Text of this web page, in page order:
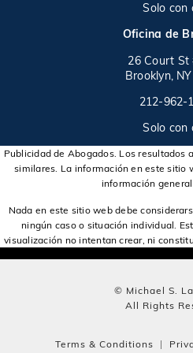
Acuerdo en juicio
$12,157,000 Acuerdo en un
$12,000,000 Acuerdo en un
$11,750,000 Otorgado a una
Veredicto
Solo con
Oficina de
26 Court St
Brooklyn,
Call on
212-962-
Solo con
Publicidad de Abogados. Los resultados
similares. La información en este sitio
información
Nada en este sitio web debe
ningún caso o situación individual.
visualización no intentan crear, ni
© Michael S.
All Rights
Terms & Conditions